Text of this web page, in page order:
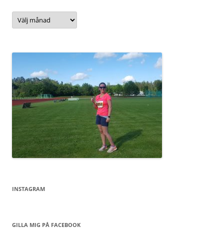
Arkiv
INSTAGRAM
GILLA MIG PÅ FACEBOOK